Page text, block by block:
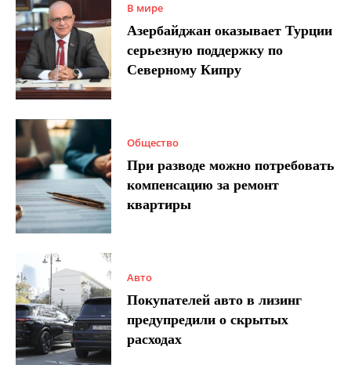
В мире
Азербайджан оказывает Турции
серьезную поддержку по
Северному Кипру
Общество
При разводе можно потребовать
компенсацию за ремонт
квартиры
Авто
Покупателей авто в лизинг
предупредили о скрытых
расходах